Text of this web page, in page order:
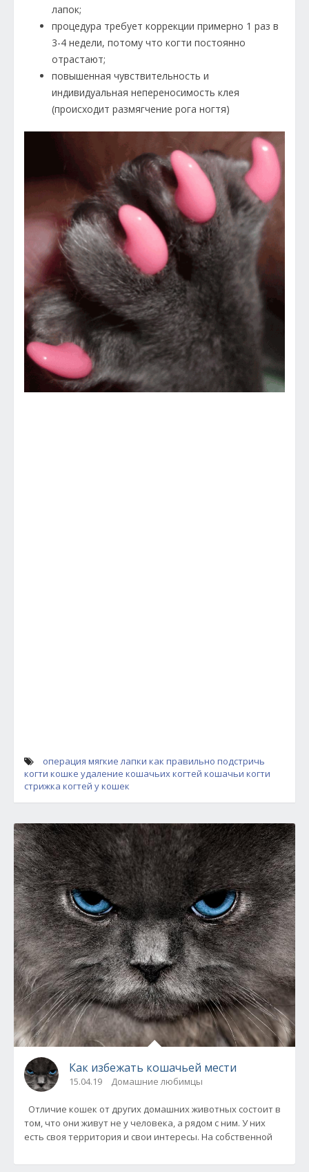
лапок;
процедура требует коррекции примерно 1 раз в
3-4 недели, потому что когти постоянно
отрастают;
повышенная чувствительность и
индивидуальная непереносимость клея
(происходит размягчение рога ногтя)
операция мягкие лапки как правильно подстричь
когти кошке удаление кошачьих когтей кошачьи когти
стрижка когтей у кошек
Как избежать кошачьей мести
15.04.19 Домашние любимцы
Отличие кошек от других домашних животных состоит в
том, что они живут не у человека, а рядом с ним. У них
есть своя территория и свои интересы. На собственной